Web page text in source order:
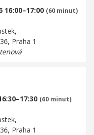
16:00–17:00 (60 minut)
Praha 1
(60 minut)
Praha 1